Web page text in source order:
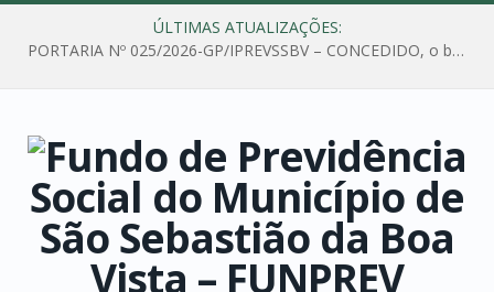
ÚLTIMAS ATUALIZAÇÕES:
PORTARIA Nº 025/2026-GP/IPREVSSBV – CONCEDIDO, o benefício de PENSÃO a MARIA ESTELA DOS SANTOS SOUZA